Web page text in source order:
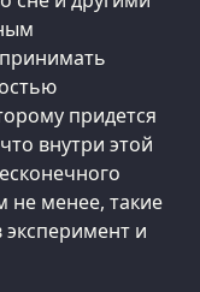
придется
внутри этой
не менее, такие
эксперимент и